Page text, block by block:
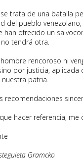
trata de una batalla
del pueblo
han ofrecido un
tendrá otra.
rencoroso ni
por justicia,
patria.
recomendaciones
hacer referencia, me
Gramcko